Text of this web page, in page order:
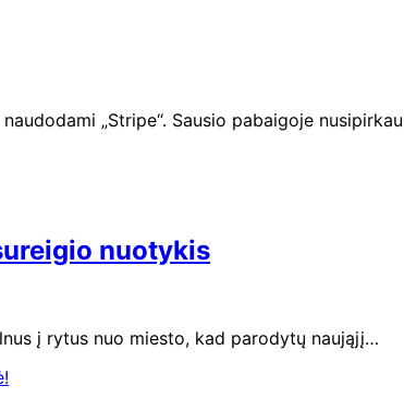
„Stripe“. Sausio pabaigoje
nuotykis
į rytus nuo miesto, kad parodytų naująjį…